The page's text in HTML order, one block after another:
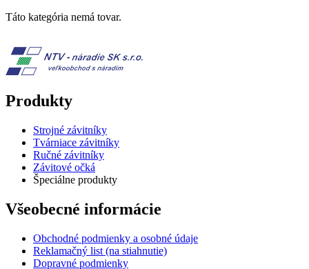
Táto kategória nemá tovar.
Produkty
Strojné závitníky
Tvárniace závitníky
Ručné závitníky
Závitové očká
Špeciálne produkty
Všeobecné informácie
Obchodné podmienky a osobné údaje
Reklamačný list (na stiahnutie)
Dopravné podmienky